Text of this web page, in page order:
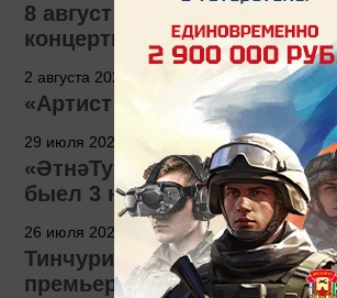
8 август Зуля Камаловага
концерты узачак
2 августа 2026 - 10:55
«Артист сүзе» сәхифәсе
29 июля 2026 - 12:00
«ӘтнәТуй» фольклор-этник
быел 3 нче тапкыр узачак
26 июля 2026 - 11:09
Тинчурин театры «Лу»
премьерасына әзерләнә